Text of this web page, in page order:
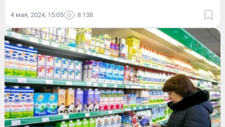
4 мая, 2024, 15:05 8 138